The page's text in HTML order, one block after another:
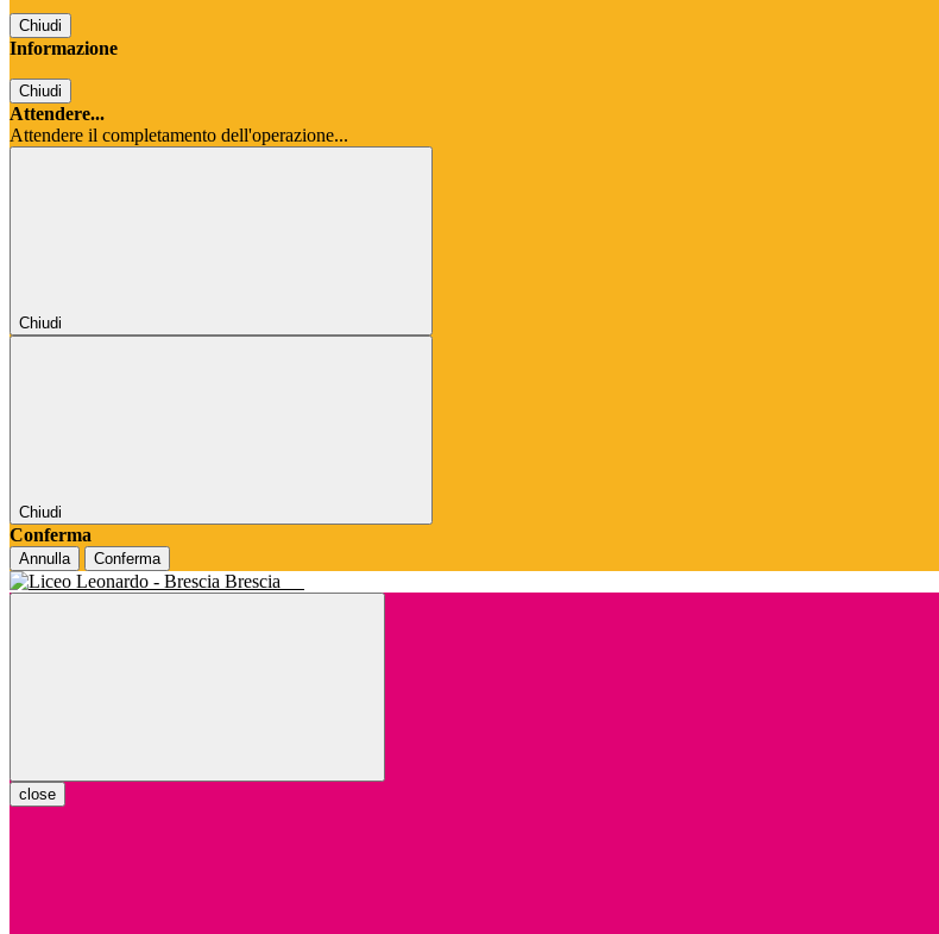
Chiudi
Informazione
Chiudi
Attendere...
Attendere il completamento dell'operazione...
Chiudi
Chiudi
Conferma
Annulla Conferma
Brescia
close